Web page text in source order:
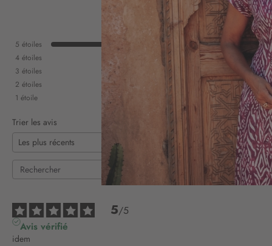
5 étoiles
4 étoiles
3 étoiles
2 étoiles
1 étoile
Trier les avis
5/5
Avis vérifié
idem